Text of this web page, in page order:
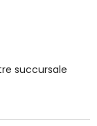
succursale